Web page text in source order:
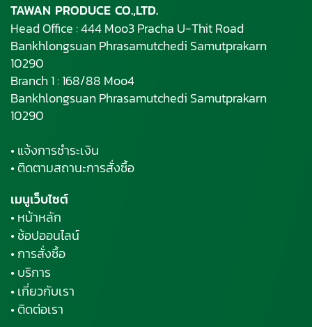
TAWAN PRODUCE CO.,LTD.
Head Office : 444 Moo3 Pracha U-Thit Road
Bankhlongsuan Phrasamutchedi Samutprakarn
10290
Branch 1 : 168/88 Moo4
Bankhlongsuan Phrasamutchedi Samutprakarn
10290
• แจ้งการชำระเงิน
• ติดตามสถานะการสั่งซื้อ
เมนูเว็บไซต์
• หน้าหลัก
• ช้อปออนไลน์
• การสั่งซื้อ
• บริการ
• เกี่ยวกับเรา
• ติดต่อเรา